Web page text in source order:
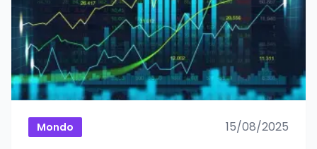
Mondo 15/08/2025